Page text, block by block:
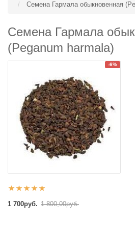
Семена Гармала обыкновенная
Семена Гармала
(Peganum harmala)
-6%
1 700руб. 1 800,00руб.